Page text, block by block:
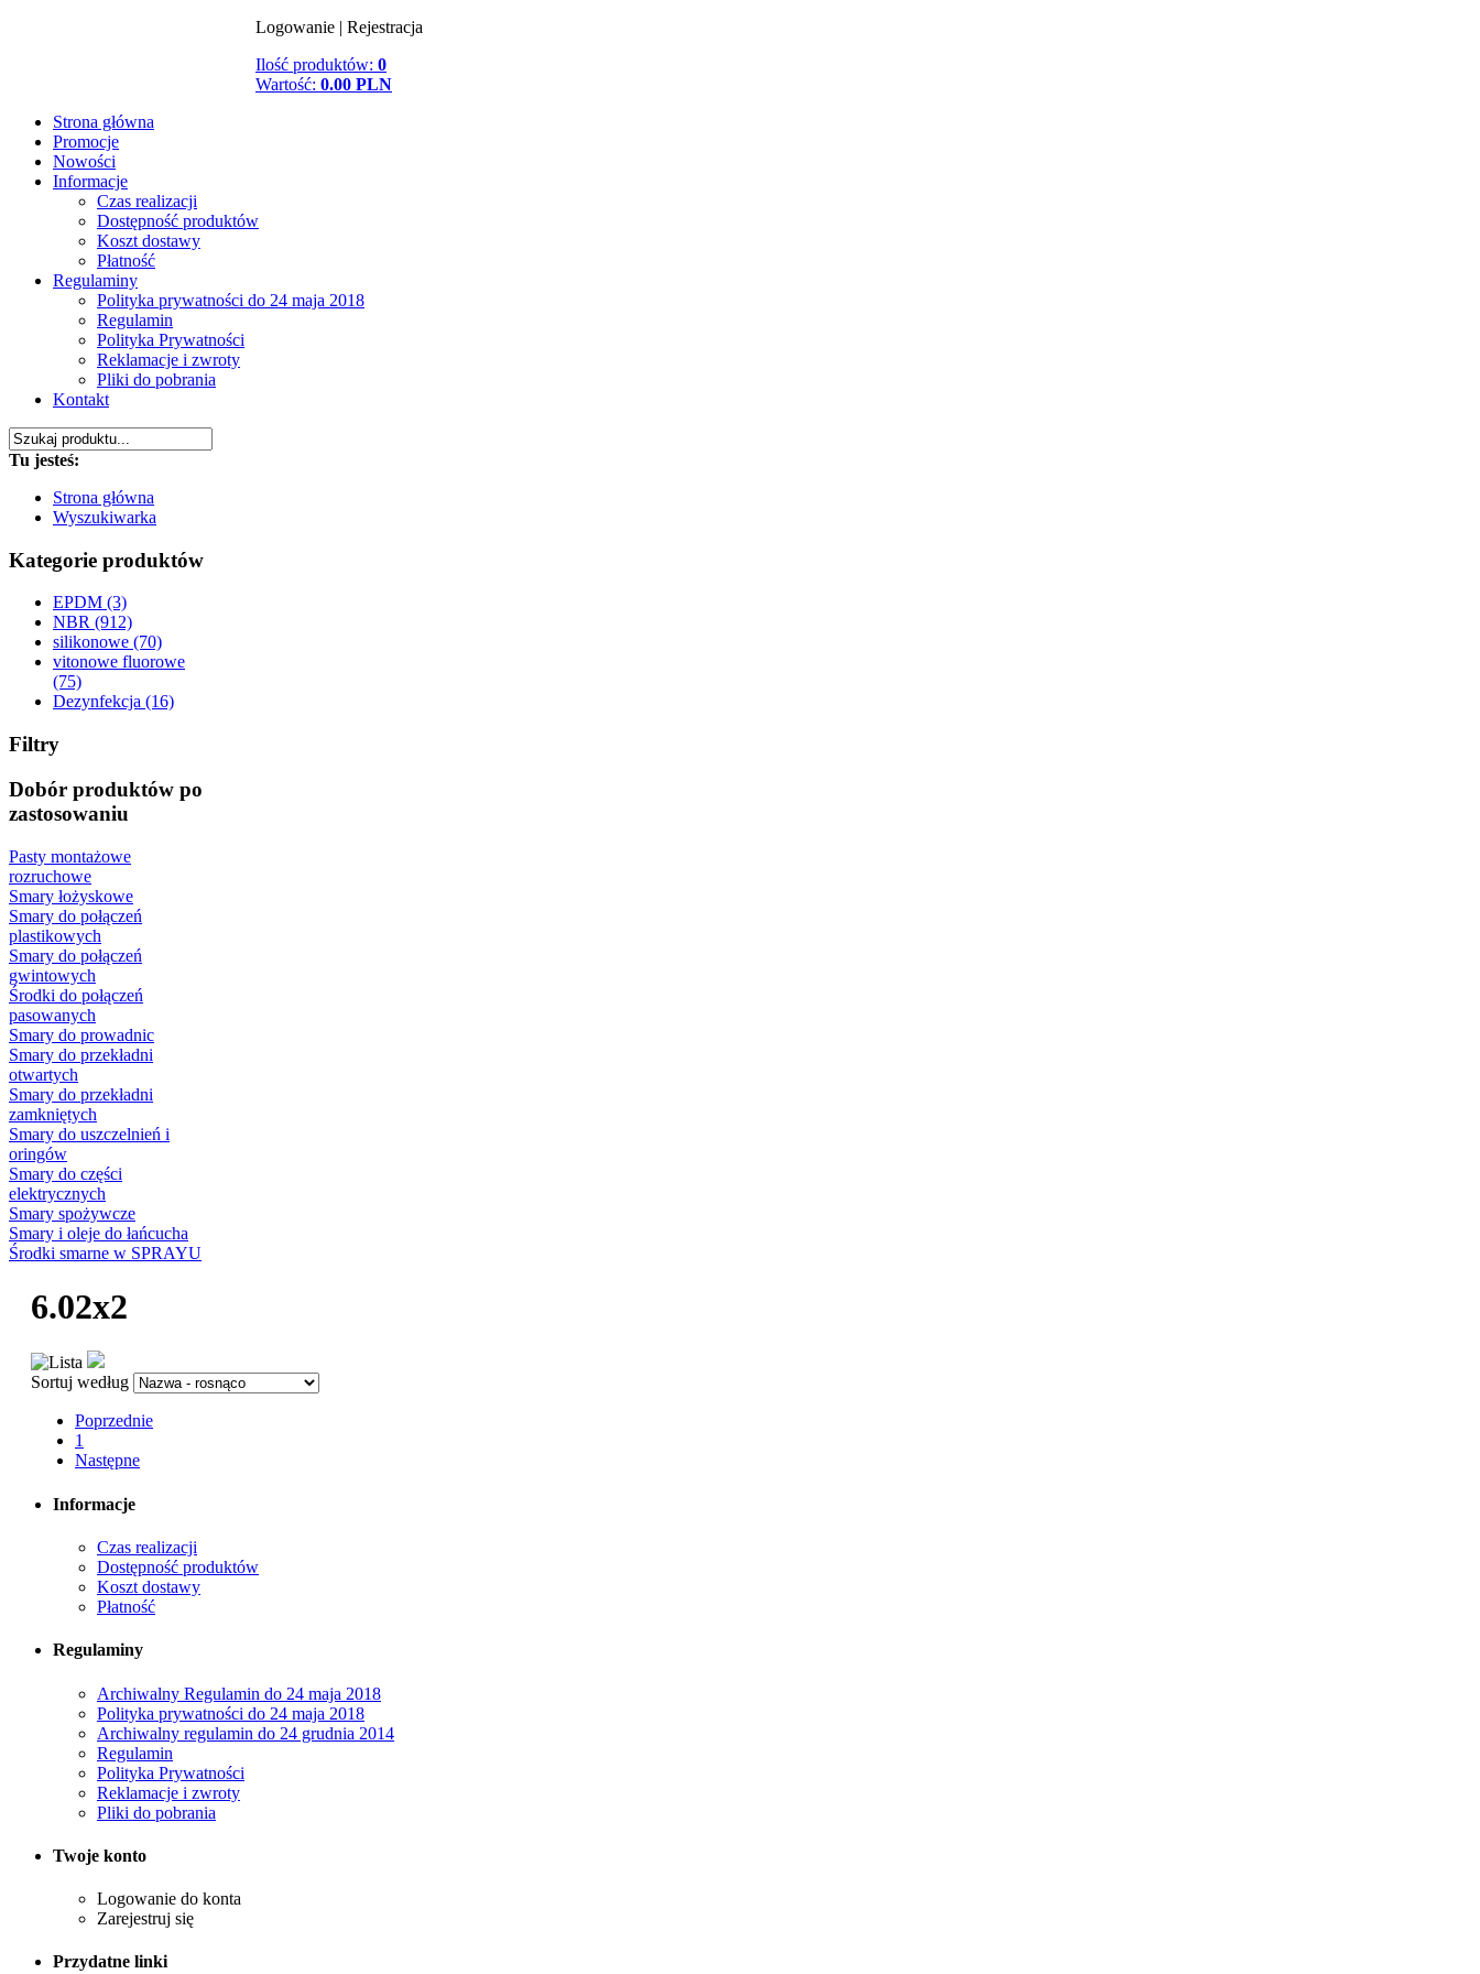
Logowanie | Rejestracja
Ilość produktów: 0
Wartość: 0.00 PLN
Strona główna
Promocje
Nowości
Informacje
Czas realizacji
Dostępność produktów
Koszt dostawy
Płatność
Regulaminy
Polityka prywatności do 24 maja 2018
Regulamin
Polityka Prywatności
Reklamacje i zwroty
Pliki do pobrania
Kontakt
Tu jesteś:
Strona główna
Wyszukiwarka
Kategorie produktów
EPDM (3)
NBR (912)
silikonowe (70)
vitonowe fluorowe
(75)
Dezynfekcja (16)
Filtry
Dobór produktów po
zastosowaniu
Pasty montażowe
rozruchowe
Smary łożyskowe
Smary do połączeń
plastikowych
Smary do połączeń
gwintowych
Środki do połączeń
pasowanych
Smary do prowadnic
Smary do przekładni
otwartych
Smary do przekładni
zamkniętych
Smary do uszczelnień i
oringów
Smary do części
elektrycznych
Smary spożywcze
Smary i oleje do łańcucha
Środki smarne w SPRAYU
6.02x2
Sortuj według
Poprzednie
1
Następne
Informacje
Czas realizacji
Dostępność produktów
Koszt dostawy
Płatność
Regulaminy
Archiwalny Regulamin do 24 maja 2018
Polityka prywatności do 24 maja 2018
Archiwalny regulamin do 24 grudnia 2014
Regulamin
Polityka Prywatności
Reklamacje i zwroty
Pliki do pobrania
Twoje konto
Logowanie do konta
Zarejestruj się
Przydatne linki